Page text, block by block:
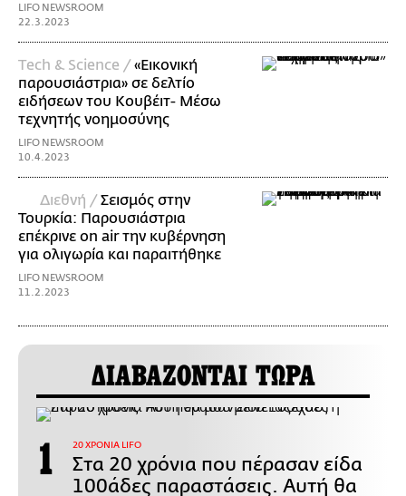
LIFO NEWSROOM
22.3.2023
Τech & Science /«Εικονική
παρουσιάστρια» σε δελτίο
ειδήσεων του Κουβέιτ- Μέσω
τεχνητής νοημοσύνης
LIFO NEWSROOM
10.4.2023
Διεθνή /Σεισμός στην
Τουρκία: Παρουσιάστρια
επέκρινε on air την κυβέρνηση
για ολιγωρία και παραιτήθηκε
LIFO NEWSROOM
11.2.2023
ΔΙΑΒΑΖΟΝΤΑΙ ΤΩΡΑ
20 ΧΡΟΝΙΑ LIFO
Στα 20 χρόνια που πέρασαν είδα
100άδες παραστάσεις. Αυτή θα